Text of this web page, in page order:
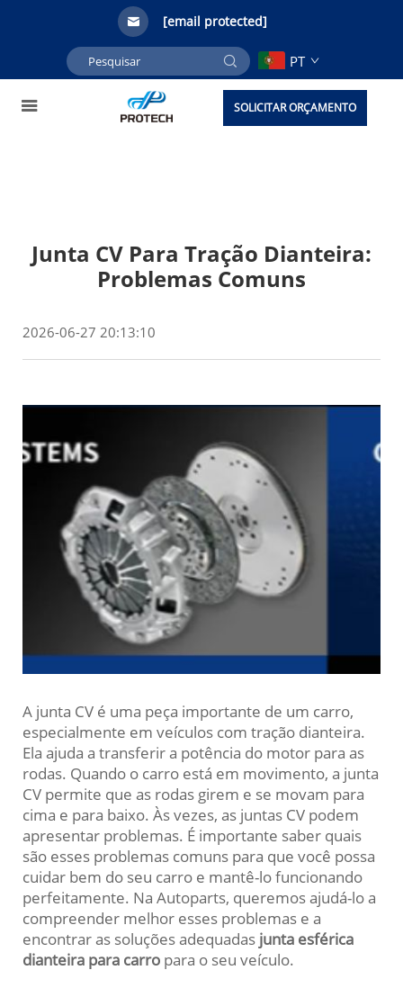
[email protected]
PT
SOLICITAR ORÇAMENTO
Junta CV Para Tração Dianteira:
Problemas Comuns
2026-06-27 20:13:10
A junta CV é uma peça importante de um carro,
especialmente em veículos com tração dianteira.
Ela ajuda a transferir a potência do motor para as
rodas. Quando o carro está em movimento, a junta
CV permite que as rodas girem e se movam para
cima e para baixo. Às vezes, as juntas CV podem
apresentar problemas. É importante saber quais
são esses problemas comuns para que você possa
cuidar bem do seu carro e mantê-lo funcionando
perfeitamente. Na Autoparts, queremos ajudá-lo a
compreender melhor esses problemas e a
encontrar as soluções adequadas junta esférica
dianteira para carro para o seu veículo.